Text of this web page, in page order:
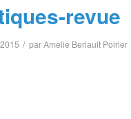
revue
/ parAmelie Beriault Poirier